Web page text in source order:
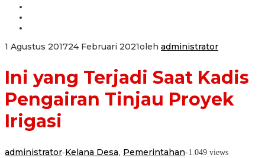
1 Agustus 201724 Februari 2021oleh administrator
Ini yang Terjadi Saat Kadis
Pengairan Tinjau Proyek
Irigasi
administrator-Kelana Desa Pemerintahan-1.049 views